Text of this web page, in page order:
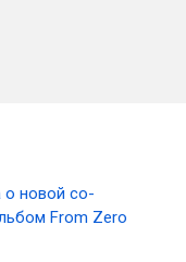
о новой со-
From Zero